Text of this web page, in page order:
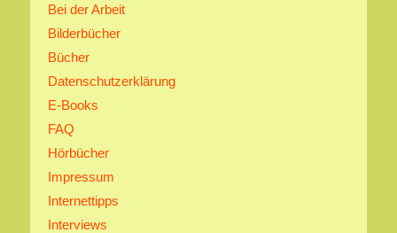
Bei der Arbeit
Bilderbücher
Bücher
Datenschutzerklärung
E-Books
FAQ
Hörbücher
Impressum
Internettipps
Interviews